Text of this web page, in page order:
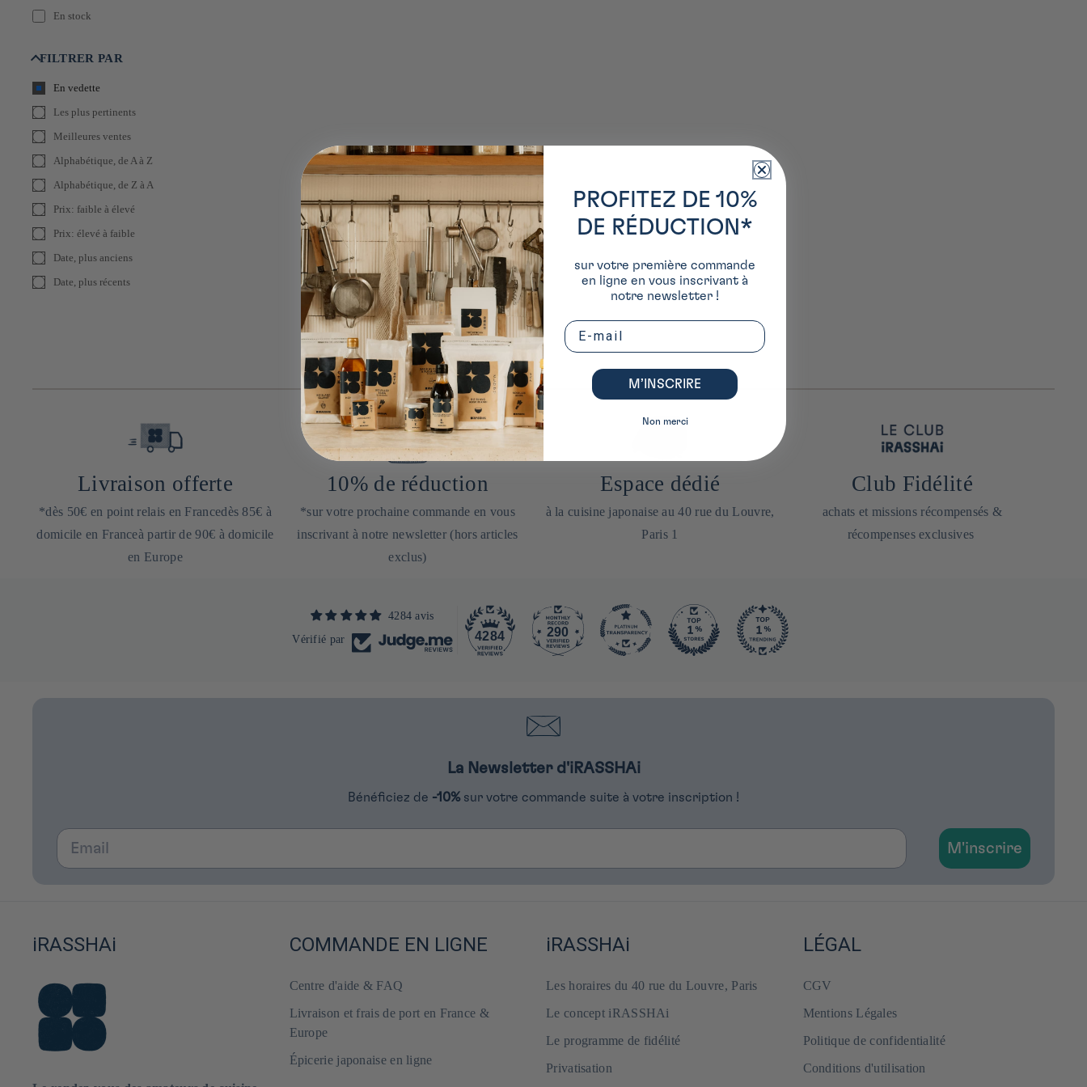
En stock
FILTRER PAR
En vedette
Les plus pertinents
Meilleures ventes
Alphabétique, de A à Z
Alphabétique, de Z à A
Prix: faible à élevé
Prix: élevé à faible
Date, plus anciens
Date, plus récents
Livraison offerte
*dès 50€ en point relais en Francedès 85€ à
domicile en Franceà partir de 90€ à domicile
en Europe
10% de réduction
*sur votre prochaine commande en vous
inscrivant à notre newsletter (hors articles
exclus)
Espace dédié
à la cuisine japonaise au 40 rue du Louvre,
Paris 1
Club Fidélité
achats et missions récompensés &
récompenses exclusives
4284 avis
Vérifié par
4284 290
La Newsletter d'iRASSHAi
Bénéficiez de -10% sur votre commande suite à votre inscription !
Email
M'inscrire
iRASSHAi COMMANDE EN LIGNE
Centre d'aide & FAQ
Livraison et frais de port en France &
Europe
Épicerie japonaise en ligne
iRASSHAi
Les horaires du 40 rue du Louvre, Paris
Le concept iRASSHAi
Le programme de fidélité
Privatisation
LÉGAL
CGV
Mentions Légales
Politique de confidentialité
Conditions d'utilisation
PROFITEZ DE 10%
DE RÉDUCTION*
sur votre première commande
en ligne en vous inscrivant à
notre newsletter !
Email
M’INSCRIRE
Non merci